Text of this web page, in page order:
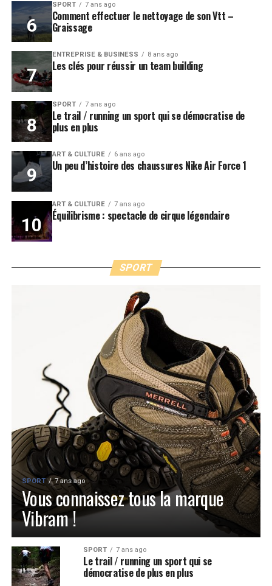
SPORT 7 ans ago
Comment effectuer le nettoyage de son Vtt –
Graissage
ENTREPRISE & BUSINESS 8 ans ago
Les clés pour réussir un team building
SPORT 7 ans ago
Le trail / running un sport qui se démocratise de
plus en plus
ART & CULTURE 6 ans ago
Un peu d’histoire des chaussures Nike Air Force 1
ART & CULTURE 7 ans ago
Équilibrisme : spectacle de cirque légendaire
SPORT
SPORT 7 ans ago
Vous connaissez tous la marque
Vibram !
SPORT 7 ans ago
Le trail / running un sport qui se
démocratise de plus en plus